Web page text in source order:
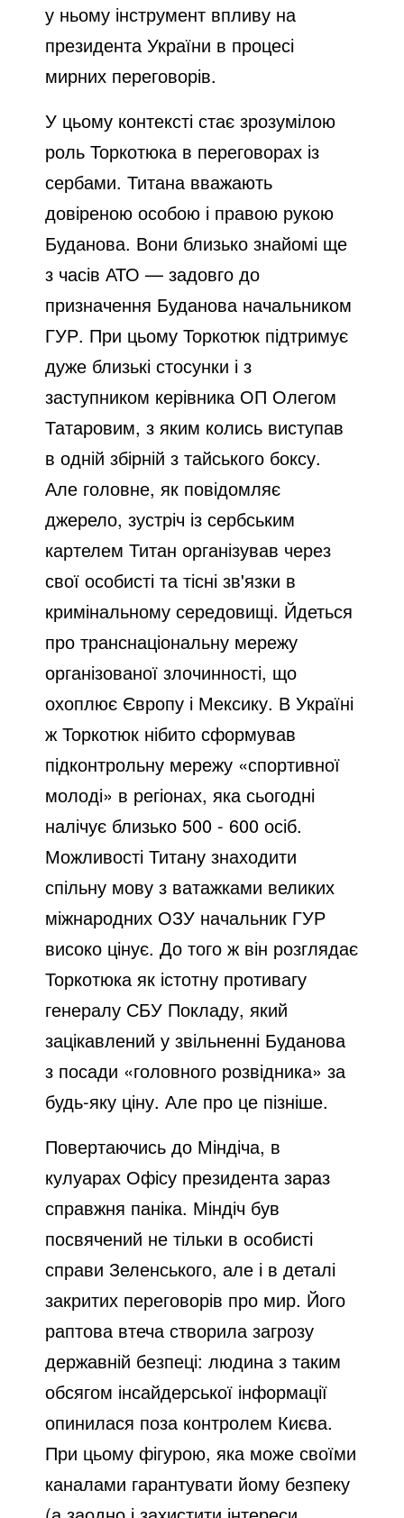
у ньому інструмент впливу на
президента України в процесі
мирних переговорів.
У цьому контексті стає зрозумілою
роль Торкотюка в переговорах із
сербами. Титана вважають
довіреною особою і правою рукою
Буданова. Вони близько знайомі ще
з часів АТО — задовго до
призначення Буданова начальником
ГУР. При цьому Торкотюк підтримує
дуже близькі стосунки і з
заступником керівника ОП Олегом
Татаровим, з яким колись виступав
в одній збірній з тайського боксу.
Але головне, як повідомляє
джерело, зустріч із сербським
картелем Титан організував через
свої особисті та тісні зв'язки в
кримінальному середовищі. Йдеться
про транснаціональну мережу
організованої злочинності, що
охоплює Європу і Мексику. В Україні
ж Торкотюк нібито сформував
підконтрольну мережу «спортивної
молоді» в регіонах, яка сьогодні
налічує близько 500 - 600 осіб.
Можливості Титану знаходити
спільну мову з ватажками великих
міжнародних ОЗУ начальник ГУР
високо цінує. До того ж він розглядає
Торкотюка як істотну противагу
генералу СБУ Покладу, який
зацікавлений у звільненні Буданова
з посади «головного розвідника» за
будь-яку ціну. Але про це пізніше.
Повертаючись до Міндіча, в
кулуарах Офісу президента зараз
справжня паніка. Міндіч був
посвячений не тільки в особисті
справи Зеленського, але і в деталі
закритих переговорів про мир. Його
раптова втеча створила загрозу
державній безпеці: людина з таким
обсягом інсайдерської інформації
опинилася поза контролем Києва.
При цьому фігурою, яка може своїми
каналами гарантувати йому безпеку